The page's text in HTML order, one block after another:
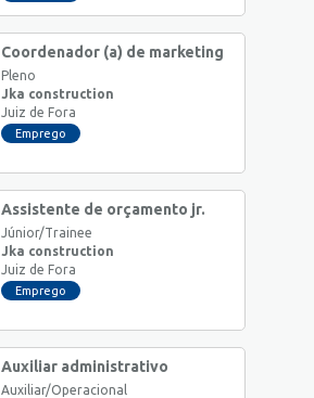
Coordenador (a) de marketing
Pleno
Jka construction
Juiz de Fora
Emprego
Assistente de orçamento jr.
Júnior/Trainee
Jka construction
Juiz de Fora
Emprego
Auxiliar administrativo
Auxiliar/Operacional